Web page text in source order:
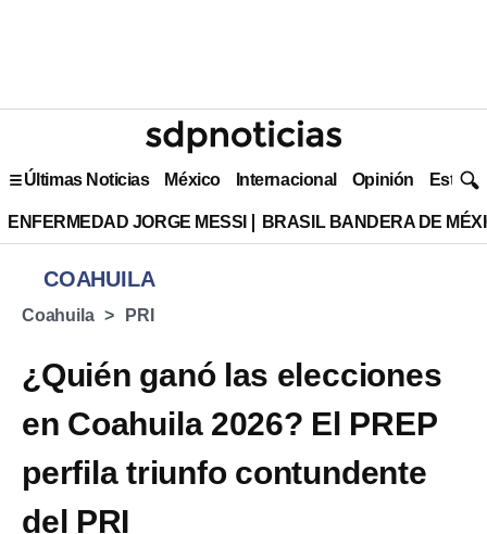
Últimas Noticias México Internacional Opinión Estilo
ENFERMEDAD JORGE MESSI BRASIL BANDERA DE
COAHUILA
Coahuila PRI
¿Quién ganó las elecciones
en Coahuila 2026? El PREP
perfila triunfo contundente
del PRI